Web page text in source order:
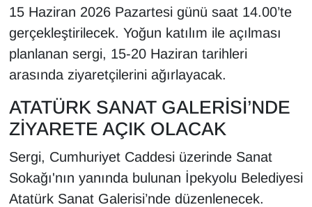
15 Haziran 2026 Pazartesi günü saat 14.00’te
gerçekleştirilecek. Yoğun katılım ile açılması
planlanan sergi, 15-20 Haziran tarihleri
arasında ziyaretçilerini ağırlayacak.
ATATÜRK SANAT GALERİSİ’NDE
ZİYARETE AÇIK OLACAK
Sergi, Cumhuriyet Caddesi üzerinde Sanat
Sokağı'nın yanında bulunan İpekyolu Belediyesi
Atatürk Sanat Galerisi’nde düzenlenecek.
TEBRİK
TEKNOLOJİ
VAN'DA SPOR
Vasıta
YAŞAM